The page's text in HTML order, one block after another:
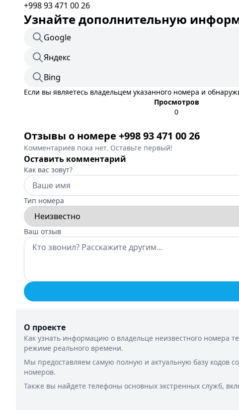
+998 93 471 00 26
Узнайте дополнительную
Google
Яндекс
Bing
Если вы являетесь владельцем указанного номера и
Просмотров
0
Отзывы о номере +998 93 471 00 26
Комментариев пока нет. Оставьте первый!
Оставить комментарий
Как вас зовут?
Тип номера
Ваш отзыв
О проекте
Как узнать информацию о владельце неизвестного номера
режиме реального времени.
Мы предоставляем самую полную и актуальную базу кодов
номеров.
Также вы найдете телефоны основных экстренных служб,